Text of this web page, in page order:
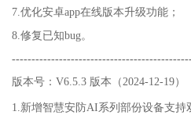
7.优化安卓app在线版本升级功能；
8.修复已知bug。
版本号：V6.5.3 版本（2024-12-19）
1.新增智慧安防AI系列部份设备支